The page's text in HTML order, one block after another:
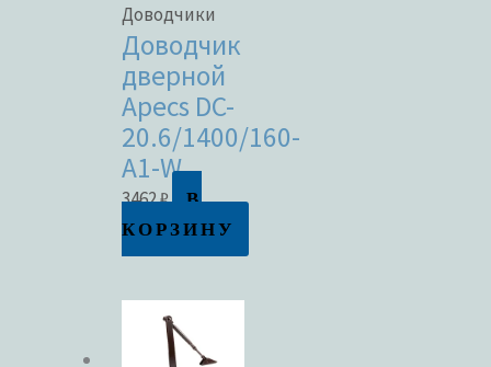
Доводчики
Доводчик
дверной
Apecs DC-
20.6/1400/160-
A1-W
3462₽
В
КОРЗИНУ